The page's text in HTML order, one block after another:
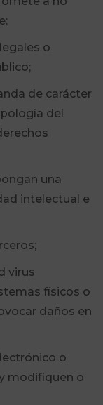
o
de carácter
del
una
intelectual e
virus
físicos o
daños en
o
modifiquen o